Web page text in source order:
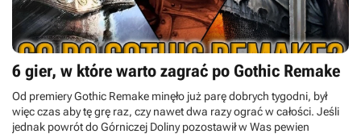
6 gier, w które warto zagrać po Gothic Remake
Od premiery Gothic Remake minęło już parę dobrych tygodni, był
więc czas aby tę grę raz, czy nawet dwa razy ograć w całości. Jeśli
jednak powrót do Górniczej Doliny pozostawił w Was pewien